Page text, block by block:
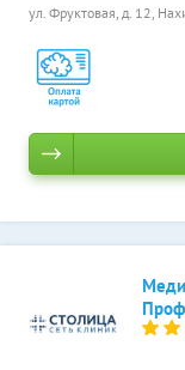
ул. Фруктовая, д. 12,